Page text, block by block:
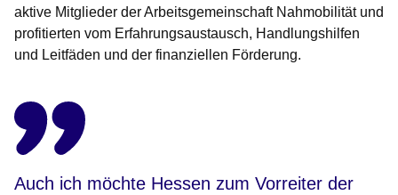
aktive Mitglieder der Arbeitsgemeinschaft Nahmobilität und
profitierten vom Erfahrungsaustausch, Handlungshilfen
und Leitfäden und der finanziellen Förderung.
Auch ich möchte Hessen zum Vorreiter der